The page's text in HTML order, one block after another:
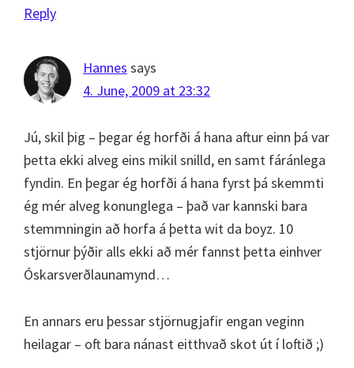
Reply
Hannes says
4. June, 2009 at 23:32
Jú, skil þig – þegar ég horfði á hana aftur einn þá var
þetta ekki alveg eins mikil snilld, en samt fáránlega
fyndin. En þegar ég horfði á hana fyrst þá skemmti
ég mér alveg konunglega – það var kannski bara
stemmningin að horfa á þetta wit da boyz. 10
stjörnur þýðir alls ekki að mér fannst þetta einhver
Óskarsverðlaunamynd…
En annars eru þessar stjörnugjafir engan veginn
heilagar – oft bara nánast eitthvað skot út í loftið ;)